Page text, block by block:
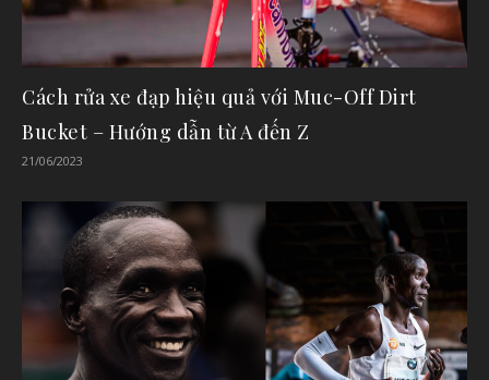
Cách rửa xe đạp hiệu quả với Muc-Off Dirt
Bucket – Hướng dẫn từ A đến Z
21/06/2023